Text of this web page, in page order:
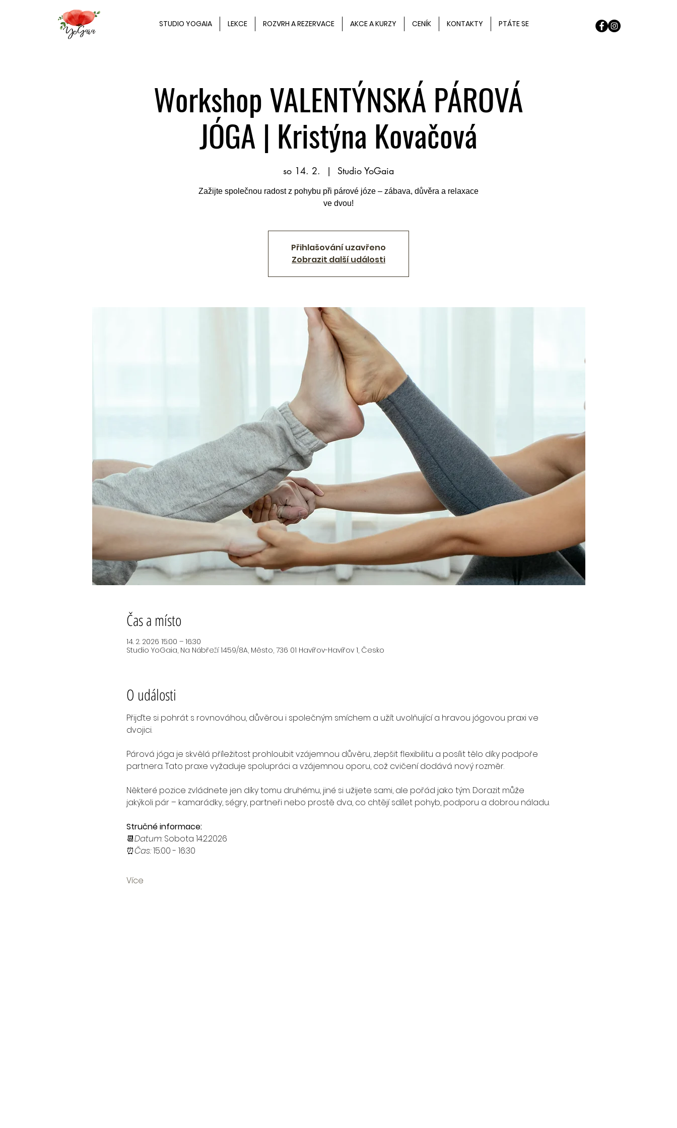
STUDIO YOGAIA LEKCE ROZVRH A REZERVACE AKCE A KURZY CENÍK KONTAKTY PTÁTE SE
Workshop VALENTÝNSKÁ PÁROVÁ
JÓGA | Kristýna Kovačová
so 14. 2.
  |
Studio YoGaia
Zažijte společnou radost z pohybu při párové józe – zábava, důvěra a relaxace
ve dvou!
Přihlašování uzavřeno
Zobrazit další události
Čas a místo
14. 2. 2026 15:00 – 16:30
Studio YoGaia, Na Nábřeží 1459/8A, Město, 736 01 Havířov-Havířov 1, Česko
O události
Přijďte si pohrát s rovnováhou, důvěrou i společným smíchem a užít uvolňující a hravou jógovou praxi ve
dvojici.
Párová jóga je skvělá příležitost prohloubit vzájemnou důvěru, zlepšit flexibilitu a posílit tělo díky podpoře
partnera. Tato praxe vyžaduje spolupráci a vzájemnou oporu, což cvičení dodává nový rozměr.
Některé pozice zvládnete jen díky tomu druhému, jiné si užijete sami, ale pořád jako tým. Dorazit může
jakýkoli pár – kamarádky, ségry, partneři nebo prostě dva, co chtějí sdílet pohyb, podporu a dobrou náladu.
Stručné informace:
📆Datum: Sobota 14.2.2026
⏰Čas: 15:00 - 16:30
Více